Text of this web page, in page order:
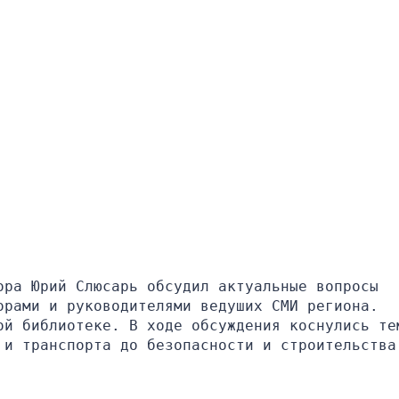
Юрий Слюсарь обсудил актуальные вопросы
и руководителями ведуших СМИ региона.
библиотеке. В ходе обсуждения коснулись
до безопасности и строительства